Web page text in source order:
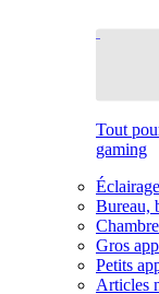
Tout
gaming
Éclairage
Bureau,
Gros
Petits
Articles